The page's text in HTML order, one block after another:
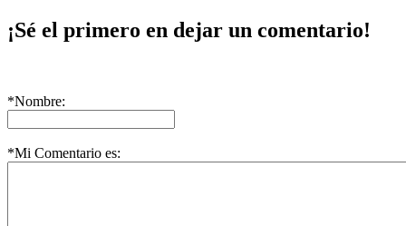
¡Sé el primero en dejar un comentario!
*Nombre:
*Mi Comentario es: